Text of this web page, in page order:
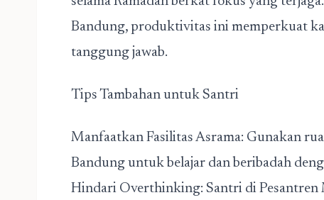
Bandung, produktivitas ini memperkuat
tanggung jawab.
Tips Tambahan untuk Santri
Manfaatkan Fasilitas Asrama: Gunakan
Bandung untuk belajar dan beribadah
Hindari Overthinking: Santri di